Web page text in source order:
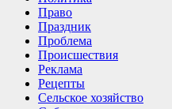
Право
Праздник
Проблема
Происшествия
Реклама
Рецепты
Сельское хозяйство